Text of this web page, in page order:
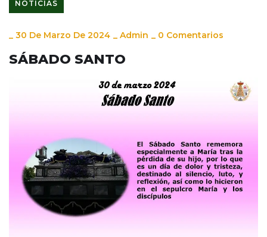
NOTICIAS
30 De Marzo De 2024 Admin 0 Comentarios
SÁBADO SANTO